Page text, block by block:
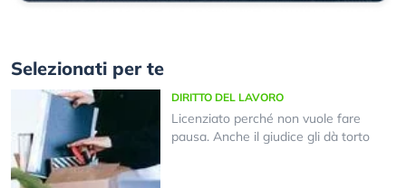
Selezionati per te
DIRITTO DEL LAVORO
Licenziato perché non vuole fare
pausa. Anche il giudice gli dà torto